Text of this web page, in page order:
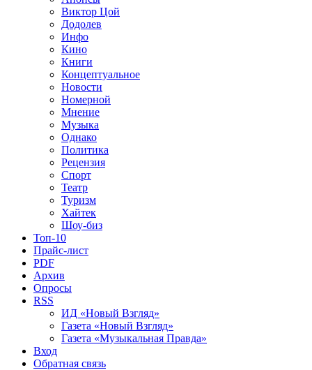
Виктор Цой
Додолев
Инфо
Кино
Книги
Концептуальное
Новости
Номерной
Мнение
Музыка
Однако
Политика
Рецензия
Спорт
Театр
Туризм
Хайтек
Шоу-биз
Топ-10
Прайс-лист
PDF
Архив
Опросы
RSS
ИД «Новый Взгляд»
Газета «Новый Взгляд»
Газета «Музыкальная Правда»
Вход
Обратная связь